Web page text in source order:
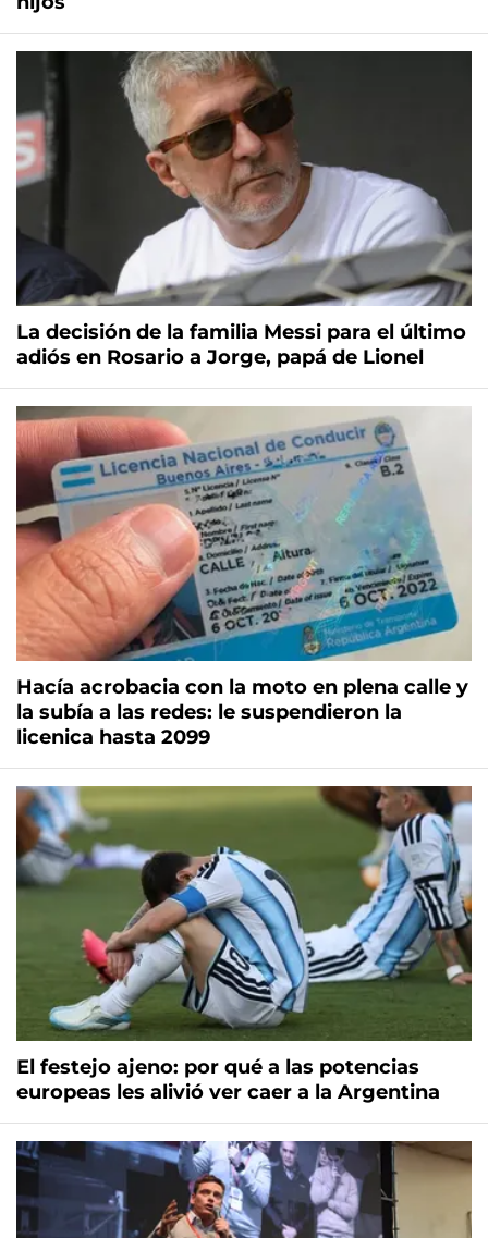
La decisión de la familia Messi para el último
adiós en Rosario a Jorge, papá de Lionel
Hacía acrobacia con la moto en plena calle y
la subía a las redes: le suspendieron la
licenica hasta 2099
El festejo ajeno: por qué a las potencias
europeas les alivió ver caer a la Argentina